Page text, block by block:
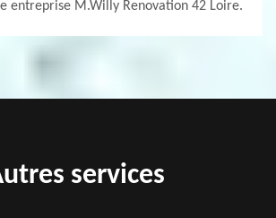
entreprise M.Willy Renovation 42 Loire.
services